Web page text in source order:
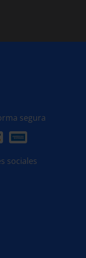
segura
sociales